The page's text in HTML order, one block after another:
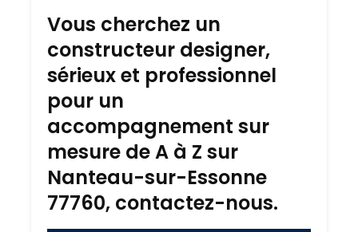
Vous cherchez un
constructeur designer,
sérieux et professionnel
pour un
accompagnement sur
mesure de A à Z sur
Nanteau-sur-Essonne
77760, contactez-nous.